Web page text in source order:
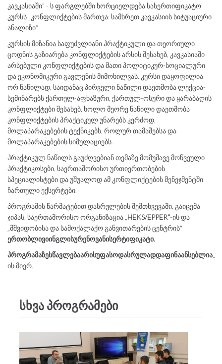
კავკასიაში” - ს ფარგლებში ხორციელდება სასერთიფიკატო
კურსს „კონფლიქტების მართვა: სამხრეთ კავკასიის სიტუაციური
ანალიზი“.
კურსის მიზანია საფუძვლიანი პრაქტიკული და თეორიული
ცოდნის გაზიარება კონფლიქტების არსის შესახებ, კავკასიაში
არსებული კონფლიქტების და მათი პოლიტიკურ-სოციალური
და ეკონომიკური გავლენის მიმოხილვას. კურსი დაყოფილია
ორ ნაწილად, საიდანაც პირველი ნაწილი დაეთმობა ლექცია-
სემინარებს ქართულ-აფხაზური, ქართულ-ოსური და ყარაბაღის
კონფლიქტები შესახებ, ხოლო მეორე ნაწილი დაეთმობა
კონფლიქტების პრაქტიკულ უნარებს კერძოდ,
მოლაპარაკებების ტექნიკებს, როლურ თამაშებსა და
მოლაპარაკებების სიმულაციებს.
პრაქტიკულ ნაწილს გაუძღვებიან თემაზე მომუშავე მოწვეული
პრაქტიკოსები, საერთაშორისო ურთიერთობების
სპეციალისტები და უშუალოდ ამ კონფლიქტების მენეჯმენტში
ჩართული ექსერტები.
პროგრამის წარმატებით დასრულების შემთხვევაში, გაიცემა
ჯიპას, საერთაშორისო ორგანიზაცია „ HEKS/EPPER“-ის და
„მშვიდობისა და სამოქალაქო განვითარების ცენტრის"
ერთობლივიინგლისურენოვანისერტიფიკატი.
პროგრამაზესწავლებაარისუფასოდასრულადდაფინაანსებლია
ის მიერ.
სხვა პროგრამები